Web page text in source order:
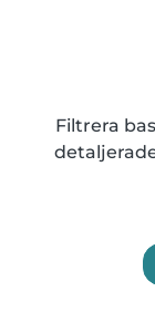
Filtrera